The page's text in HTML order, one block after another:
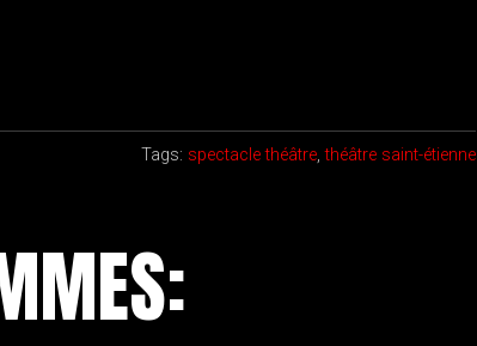
Tags: spectacle théâtre,théâtre saint-étienne